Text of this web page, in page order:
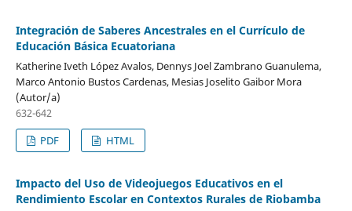
Integración de Saberes Ancestrales en el Currículo de
Educación Básica Ecuatoriana
Katherine Iveth López Avalos, Dennys Joel Zambrano Guanulema,
Marco Antonio Bustos Cardenas, Mesias Joselito Gaibor Mora
(Autor/a)
632-642
PDF
HTML
Impacto del Uso de Videojuegos Educativos en el
Rendimiento Escolar en Contextos Rurales de Riobamba